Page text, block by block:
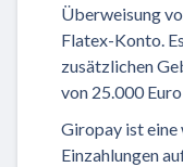
Überweisung
Flatex-Konto.
zusätzlichen
von 25.000
Giropay ist
Einzahlungen